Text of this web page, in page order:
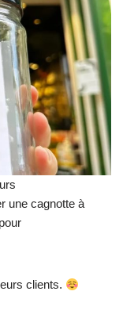
une cagnotte à
clients.